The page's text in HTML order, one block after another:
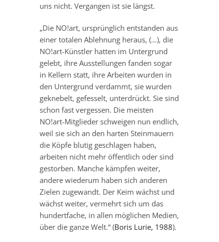
uns nicht. Vergangen ist sie längst.
„Die NO!art, ursprünglich entstanden aus
einer totalen Ablehnung heraus, (…), die
NO!art-Künstler hatten im Untergrund
gelebt, ihre Ausstellungen fanden sogar
in Kellern statt, ihre Arbeiten wurden in
den Untergrund verdammt, sie wurden
geknebelt, gefesselt, unterdrückt. Sie sind
schon fast vergessen. Die meisten
NO!art-Mitglieder schweigen nun endlich,
weil sie sich an den harten Steinmauern
die Köpfe blutig geschlagen haben,
arbeiten nicht mehr öffentlich oder sind
gestorben. Manche kämpfen weiter,
andere wiederum haben sich anderen
Zielen zugewandt. Der Keim wächst und
wächst weiter, vermehrt sich um das
hundertfache, in allen möglichen Medien,
über die ganze Welt.“ (Boris Lurie, 1988).